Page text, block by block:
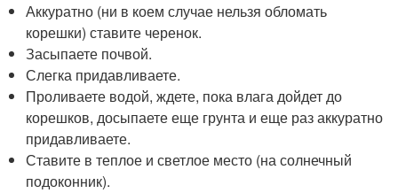
Аккуратно (ни в коем случае нельзя обломать
корешки) ставите черенок.
Засыпаете почвой.
Слегка придавливаете.
Проливаете водой, ждете, пока влага дойдет до
корешков, досыпаете еще грунта и еще раз аккуратно
придавливаете.
Ставите в теплое и светлое место (на солнечный
подоконник).